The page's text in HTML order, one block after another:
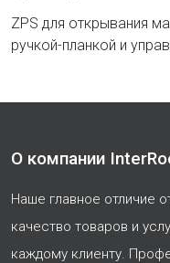
ZPS для открывания
ручкой-планкой и
О компании
Наше главное отличие
качество товаров и
каждому клиенту.